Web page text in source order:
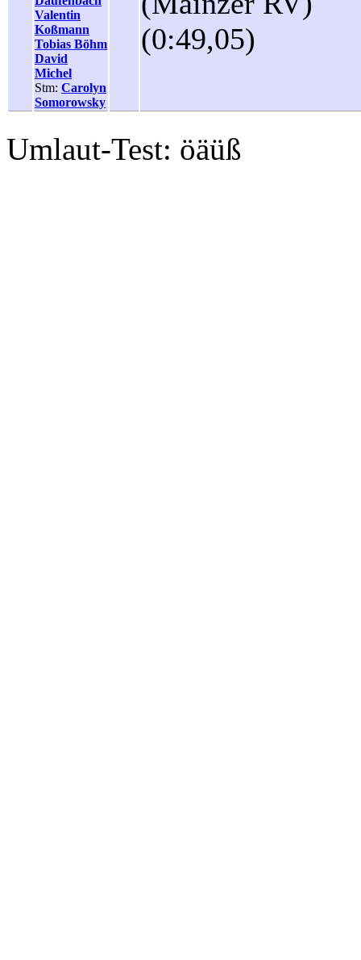
Valentin
Koßmann
Tobias Böhm
David
Michel
Stm: Carolyn
Somorowsky
(0:49,05)
Umlaut-Test: öäüß